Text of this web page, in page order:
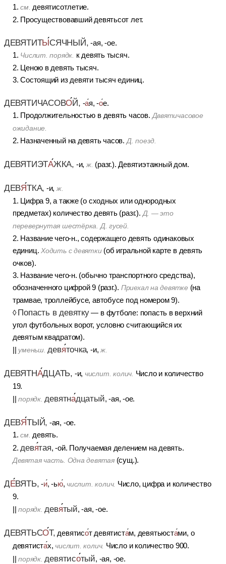
1.см. девятисотлетие.
2. Просуществовавший девятьсот лет.
ДЕВЯТИТЫСЯЧНЫЙ, -ая, -ое.
1. Числит. порядк. к девять тысяч.
2. Ценою в девять тысяч.
3. Состоящий из девяти тысяч единиц.
ДЕВЯТИЧАСОВОЙ, -ая, -ое.
1. Продолжительностью в девять часов. Дввятичасовое
ожидание.
2. Назначенный на девять часов. Д. поезд.
ДЕВЯТИЭТАЖКА, -и, ж. (разг.). Девятиэтажный дом.
ДЕВЯТКА, -и,ж.
1. Цифра 9, а также (о сходных или однородных
предметах) количество девять (разг.). Д. — это
перевернутая шестёрка. Д. гусей.
2. Название чего-н., содержащего девять одинаковых
единиц. Ходить с девятки(об игральной карте в девять
очков).
3. Название чего-н. (обычно транспортного средства),
обозначенного цифрой 9 (разг.). Приехал на девятке(на
трамвае, троллейбусе, автобусе под номером 9).
◊Попасть в девятку— в футболе: попасть в верхний
угол футбольных ворот, условно считающийся их
девятым квадратом).
уменьш. девяточка, -и,ж.
ДЕВЯТНАДЦАТЬ, -и, числит. колич. Число и количество
19.
||порядк. девятнадцатый, -ая, -ое.
ДЕВЯТЫЙ, -ая, -ое.
1.см. девять.
2. девятая, -ой. Получаемая делением на девять.
Девятая часть. Одна девятая(сущ.).
ДЕВЯТЬ, -и, -ью, числит. колич. Число, цифра и количество
9.
||порядк. девятый, -ая, -ое.
ДЕВЯТЬСОТ, девятисот девятистам, девятьюстами, о
девятистах, числит. колич. Число и количество 900.
||порядк. девятисотый, -ая, -ое.